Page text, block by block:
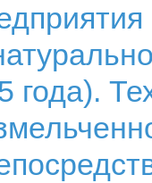
года).